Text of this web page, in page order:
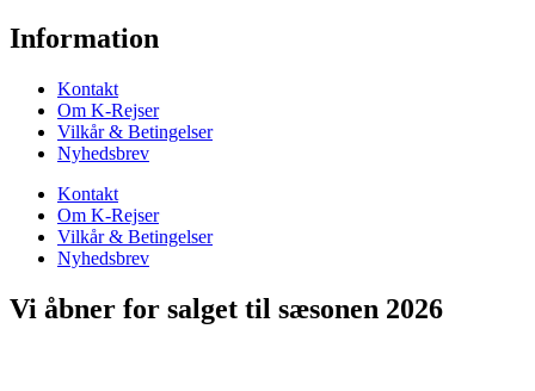
Information
Kontakt
Om K-Rejser
Vilkår & Betingelser
Nyhedsbrev
Kontakt
Om K-Rejser
Vilkår & Betingelser
Nyhedsbrev
Vi åbner for salget til sæsonen 2026